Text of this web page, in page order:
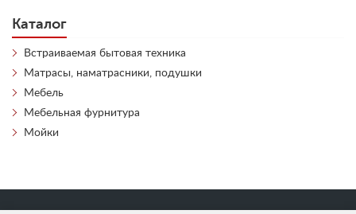
Каталог
Встраиваемая бытовая техника
Матрасы, наматрасники, подушки
Мебель
Мебельная фурнитура
Мойки